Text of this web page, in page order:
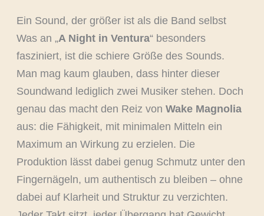
Ein Sound, der größer ist als die Band selbst
Was an „A Night in Ventura“ besonders
fasziniert, ist die schiere Größe des Sounds.
Man mag kaum glauben, dass hinter dieser
Soundwand lediglich zwei Musiker stehen. Doch
genau das macht den Reiz von Wake Magnolia
aus: die Fähigkeit, mit minimalen Mitteln ein
Maximum an Wirkung zu erzielen. Die
Produktion lässt dabei genug Schmutz unter den
Fingernägeln, um authentisch zu bleiben – ohne
dabei auf Klarheit und Struktur zu verzichten.